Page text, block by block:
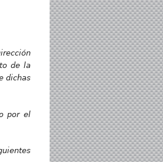
de la
dichas
por el